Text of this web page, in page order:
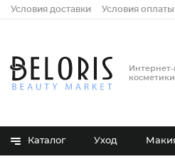
Условия доставки Условия оплаты
Каталог Уход